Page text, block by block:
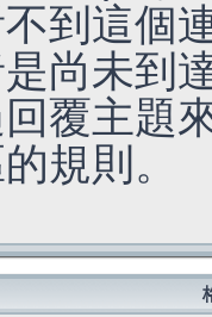
到這個
尚未到
覆主題
規則。